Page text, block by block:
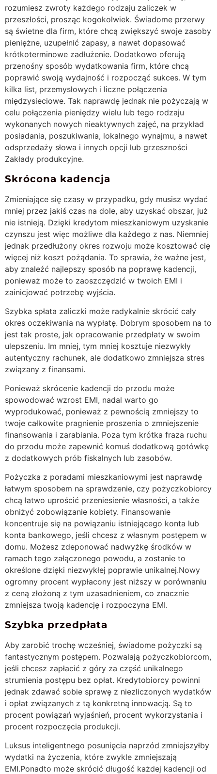
rozumiesz zwroty każdego rodzaju zaliczek w
przeszłości, prosząc kogokolwiek. Świadome przerwy
są świetne dla firm, które chcą zwiększyć swoje zasoby
pieniężne, uzupełnić zapasy, a nawet dopasować
krótkoterminowe zadłużenie. Dodatkowo oferują
przenośny sposób wydatkowania firm, które chcą
poprawić swoją wydajność i rozpocząć sukces. W tym
kilka list, przemysłowych i liczne połączenia
międzysieciowe. Tak naprawdę jednak nie pożyczają w
celu połączenia pieniędzy wielu lub tego rodzaju
wykonanych nowych nieaktywnych zajęć, na przykład
posiadania, poszukiwania, lokalnego wynajmu, a nawet
odsprzedaży słowa i innych opcji lub grzeszności
Zakłady produkcyjne.
Skrócona kadencja
Zmieniające się czasy w przypadku, gdy musisz wydać
mniej przez jakiś czas na dole, aby uzyskać obszar, już
nie istnieją. Dzięki kredytom mieszkaniowym uzyskanie
czynszu jest więc możliwe dla każdego z nas. Niemniej
jednak przedłużony okres rozwoju może kosztować cię
więcej niż koszt pożądania. To sprawia, że ​​ważne jest,
aby znaleźć najlepszy sposób na poprawę kadencji,
ponieważ może to zaoszczędzić w twoich EMI i
zainicjować potrzebę wyjścia.
Szybka spłata zaliczki może radykalnie skrócić cały
okres oczekiwania na wypłatę. Dobrym sposobem na to
jest tak proste, jak opracowanie przedpłaty w swoim
ulepszeniu. Im mniej, tym mniej kosztuje niezwykły
autentyczny rachunek, ale dodatkowo zmniejsza stres
związany z finansami.
Ponieważ skrócenie kadencji do przodu może
spowodować wzrost EMI, nadal warto go
wyprodukować, ponieważ z pewnością zmniejszy to
twoje całkowite pragnienie proszenia o zmniejszenie
finansowania i zarabiania. Poza tym krótka fraza ruchu
do przodu może zapewnić komuś dodatkową gotówkę
z dodatkowych prób fiskalnych lub zasobów.
Pożyczka z poradami mieszkaniowymi jest naprawdę
łatwym sposobem na sprawdzenie, czy pożyczkobiorcy
chcą łatwo uprościć przeniesienie własności, a także
obniżyć zobowiązanie kobiety. Finansowanie
koncentruje się na powiązaniu istniejącego konta lub
konta bankowego, jeśli chcesz z własnym postępem w
domu. Możesz zdeponować nadwyżkę środków w
ramach tego załączonego powodu, a zostanie to
określone dzięki niezwykłej poprawie unikalnej.Nowy
ogromny procent wypłacony jest niższy w porównaniu
z ceną złożoną z tym uzasadnieniem, co znacznie
zmniejsza twoją kadencję i rozpoczyna EMI.
Szybka przedpłata
Aby zarobić trochę wcześniej, świadome pożyczki są
fantastycznym postępem. Pozwalają pożyczkobiorcom,
jeśli chcesz zapłacić z góry za część unikalnego
strumienia postępu bez opłat. Kredytobiorcy powinni
jednak zdawać sobie sprawę z niezliczonych wydatków
i opłat związanych z tą konkretną innowacją. Są to
procent powiązań wyjaśnień, procent wykorzystania i
procent rozpoczęcia produkcji.
Luksus inteligentnego posunięcia naprzód zmniejszyłby
wydatki na życzenia, które zwykle zmniejszają
EMI.Ponadto może skrócić długość każdej kadencji od